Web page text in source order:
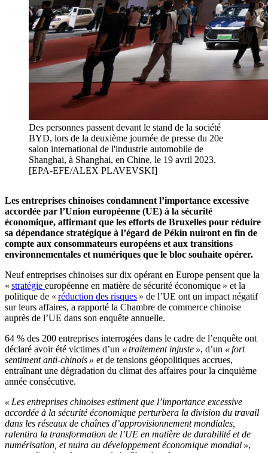
Des personnes passent devant le stand de la société
BYD, lors de la deuxième journée de presse du 20e
salon international de l'industrie automobile de
Shanghai, à Shanghai, en Chine, le 19 avril 2023.
[EPA-EFE/ALEX PLAVEVSKI]
Les entreprises chinoises condamnent l’importance excessive
accordée par l’Union européenne (UE) à la sécurité
économique, affirmant que les efforts de Bruxelles pour réduire
sa dépendance stratégique à l’égard de Pékin nuiront en fin de
compte aux consommateurs européens et aux transitions
environnementales et numériques que le bloc souhaite opérer.
Neuf entreprises chinoises sur dix opérant en Europe pensent que la
« stratégie européenne en matière de sécurité économique » et la
politique de « réduction des risques » de l’UE ont un impact négatif
sur leurs affaires, a rapporté la Chambre de commerce chinoise
auprès de l’UE dans son enquête annuelle.
64 % des 200 entreprises interrogées dans le cadre de l’enquête ont
déclaré avoir été victimes d’un « traitement injuste », d’un « fort
sentiment anti-chinois » et de tensions géopolitiques accrues,
entraînant une dégradation du climat des affaires pour la cinquième
année consécutive.
« Les entreprises chinoises estiment que l’importance excessive
accordée à la sécurité économique perturbera la division du travail
dans les réseaux de chaînes d’approvisionnement mondiales,
ralentira la transformation de l’UE en matière de durabilité et de
numérisation, et nuira au développement économique mondial »,